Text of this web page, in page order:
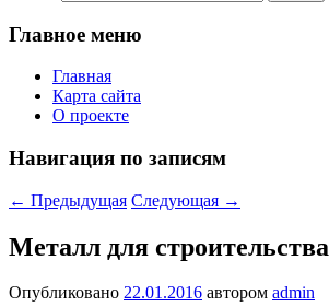
Главное меню
Главная
Карта сайта
О проекте
Навигация по записям
← Предыдущая Следующая →
Металл для строительства
Опубликовано 22.01.2016 автором admin